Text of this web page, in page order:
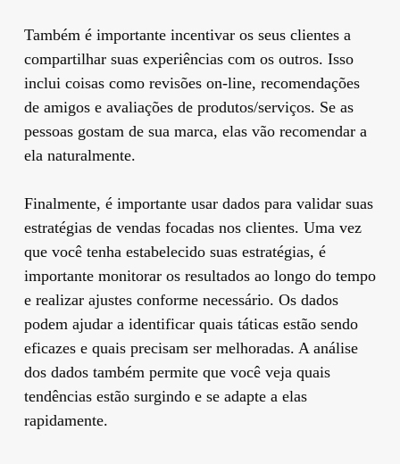
Também é importante incentivar os seus clientes a
compartilhar suas experiências com os outros. Isso
inclui coisas como revisões on-line, recomendações
de amigos e avaliações de produtos/serviços. Se as
pessoas gostam de sua marca, elas vão recomendar a
ela naturalmente.
Finalmente, é importante usar dados para validar suas
estratégias de vendas focadas nos clientes. Uma vez
que você tenha estabelecido suas estratégias, é
importante monitorar os resultados ao longo do tempo
e realizar ajustes conforme necessário. Os dados
podem ajudar a identificar quais táticas estão sendo
eficazes e quais precisam ser melhoradas. A análise
dos dados também permite que você veja quais
tendências estão surgindo e se adapte a elas
rapidamente.